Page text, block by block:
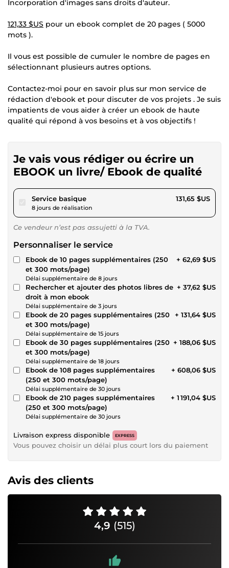
Incorporation d'images sans droits d'auteur.
121,33 $US pour un ebook complet de 20 pages ( 5000
mots ).
Il vous est possible de cumuler le nombre de pages en
sélectionnant plusieurs autres options.
Contactez-moi pour en savoir plus sur mon service de
rédaction d'ebook et pour discuter de vos projets . Je suis
impatients de vous aider à créer un ebook de haute
qualité qui répond à vos besoins et à vos objectifs !
Je vais vous rédiger ou écrire un
EBOOK un livre/ Ebook de qualité
Service basiquepour 121,33 $US
8 jours de réalisation
131,65 $US
Ce vendeur n’est pas assujetti à la TVA.
Personnaliser le service
Ebook de 10 pages supplémentaires (250
et 300 mots/page)
Délai supplémentaire de 8 jours
+ 62,69 $US
Rechercher et ajouter des photos libres de
droit à mon ebook
Délai supplémentaire de 3 jours
+ 37,62 $US
Ebook de 20 pages supplémentaires (250
et 300 mots/page)
Délai supplémentaire de 15 jours
+ 131,64 $US
Ebook de 30 pages supplémentaires (250
et 300 mots/page)
Délai supplémentaire de 18 jours
+ 188,06 $US
Ebook de 108 pages supplémentaires
(250 et 300 mots/page)
Délai supplémentaire de 30 jours
+ 608,06 $US
Ebook de 210 pages supplémentaires
(250 et 300 mots/page)
Délai supplémentaire de 30 jours
+ 1 191,04 $US
Livraison express disponible EXPRESS
Vous pouvez choisir un délai plus court lors du paiement
Avis des clients
4,9 (515)